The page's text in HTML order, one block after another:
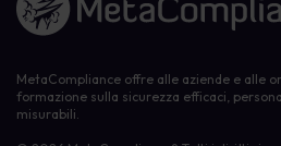
MetaCompliance offre alle aziende e alle
formazione sulla sicurezza efficaci,
misurabili.